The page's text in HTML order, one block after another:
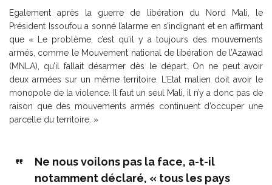
Egalement après la guerre de libération du Nord Mali, le
Président Issoufou a sonné l’alarme en s’indignant et en affirmant
que « Le problème, c’est qu’il y a toujours des mouvements
armés, comme le Mouvement national de libération de l’Azawad
(MNLA), qu’il fallait désarmer dès le départ. On ne peut avoir
deux armées sur un même territoire. L’Etat malien doit avoir le
monopole de la violence. Il faut un seul Mali, il n’y a donc pas de
raison que des mouvements armés continuent d’occuper une
parcelle du territoire. »
Ne nous voilons pas la face, a-t-il
notamment déclaré, « tous les pays